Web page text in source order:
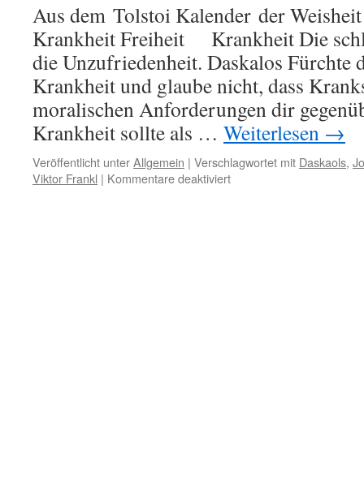
Aus dem Tolstoi Kalender der
Krankheit Freiheit Krankheit Die
die Unzufriedenheit. Daskalos Fürchte
Krankheit und glaube nicht, dass
moralischen Anforderungen dir
Krankheit sollte als … Weiterlesen →
Veröffentlicht unterAllgemein | Verschlagwortet mit Daskaols,
Viktor Frankl | Kommentare deaktiviertfür